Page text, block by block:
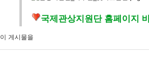
국제관상지원단 홈페이지
이 게시물을